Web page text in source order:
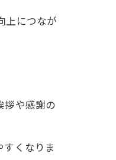
上につなが
拶や感謝の
くなりま